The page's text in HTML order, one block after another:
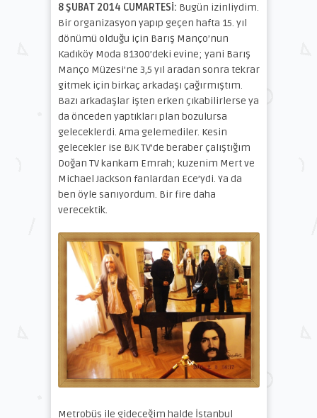
8 ŞUBAT 2014 CUMARTESİ: Bugün izinliydim.
Bir organizasyon yapıp geçen hafta 15. yıl
dönümü olduğu için Barış Manço’nun
Kadıköy Moda 81300’deki evine; yani Barış
Manço Müzesi’ne 3,5 yıl aradan sonra tekrar
gitmek için birkaç arkadaşı çağırmıştım.
Bazı arkadaşlar işten erken çıkabilirlerse ya
da önceden yaptıkları plan bozulursa
geleceklerdi. Ama gelemediler. Kesin
gelecekler ise BJK TV’de beraber çalıştığım
Doğan TV kankam Emrah; kuzenim Mert ve
Michael Jackson fanlardan Ece’ydi. Ya da
ben öyle sanıyordum. Bir fire daha
verecektik.
Metrobüs ile gideceğim halde İstanbul